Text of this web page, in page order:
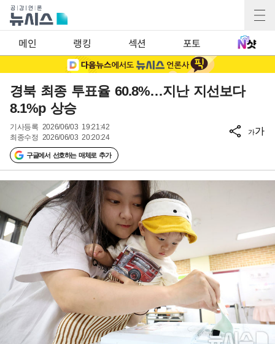
메인 랭킹 섹션 포토
경북 최종 투표율 60.8%…지난 지선보다
8.1%p 상승
기사등록 2026/06/03 19:21:42
최종수정 2026/06/03 20:20:24
구글에서 선호하는 매체로 추가
가가